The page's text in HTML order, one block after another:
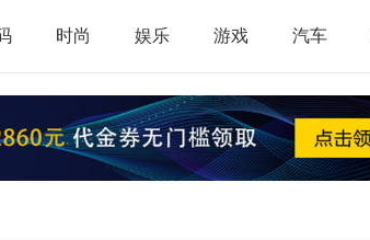
时尚 娱乐 游戏 汽车